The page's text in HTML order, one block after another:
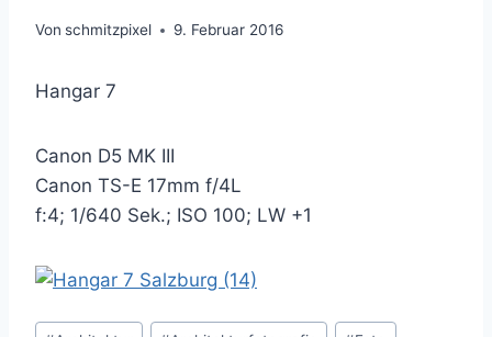
Von schmitzpixel 9. Februar 2016
Hangar 7
Canon D5 MK III
Canon TS-E 17mm f/4L
f:4; 1/640 Sek.; ISO 100; LW +1
Schlagworte: